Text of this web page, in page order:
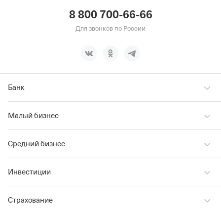
8 800 700-66-66
Для звонков по России
Банк
Малый бизнес
Средний бизнес
Инвестиции
Страхование